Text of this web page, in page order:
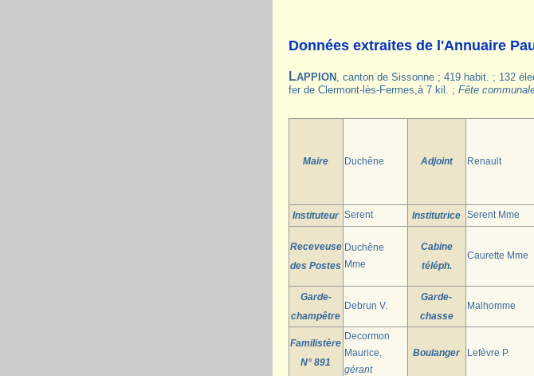
Données extraites de l'Annuaire
LAPPION, canton de Sissonne ; 419 habit. ; 132
fer de Clermont-lès-Fermes,à 7 kil. ; Fête
Maire Duchêne Adjoint Renault
Instituteur Serent Institutrice Serent Mme
Receveuse
des Postes
Duchêne
Mme
Cabine
téléph.
Caurette Mme
Garde-
champêtre
Debrun V.
Garde-
chasse
Malhomme
Familistère
N° 891
Decormon
Maurice,
gérant
Boulanger Lefèvre P.